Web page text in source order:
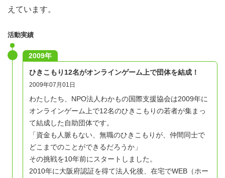
えています。
活動実績
2009年
ひきこもり12名がオンラインゲーム上で団体を結成！
2009年07月01日
わたしたち、NPO法人わかもの国際支援協会は2009年に
オンラインゲーム上で12名のひきこもりの若者が集まっ
て結成した自助団体です。
「資金も人脈もない、無職のひきこもりが、仲間同士で
どこまでのことができるだろうか」
その挑戦を10年前にスタートしました。
2010年に大阪府認証を得て法人化後、在宅でWEB（ホー